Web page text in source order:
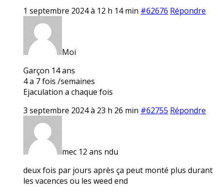
1 septembre 2024 à 12 h 14 min #62676 Répondre
Moi
Garçon 14 ans
4 a 7 fois /semaines
Ejaculation a chaque fois
3 septembre 2024 à 23 h 26 min #62755 Répondre
mec 12 ans ndu
deux fois par jours après ça peut monté plus durant
les vacences ou les weed end